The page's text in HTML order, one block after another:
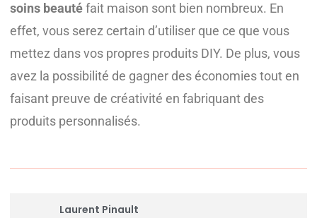
soins beautéfait maison sont bien nombreux. En
effet, vous serez certain d’utiliser que ce que vous
mettez dans vos propres produits DIY. De plus, vous
avez la possibilité de gagner des économies tout en
faisant preuve de créativité en fabriquant des
produits personnalisés.
Laurent Pinault